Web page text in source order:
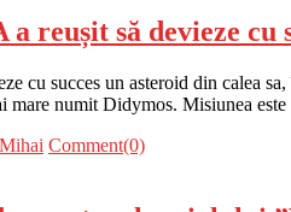
reușit să devieze
cu succes un asteroid din calea
mare numit Didymos. Misiunea
Comment(0)